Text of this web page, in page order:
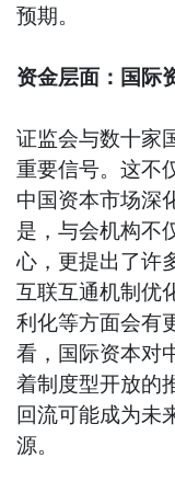
预期。
资金层面：国际
证监会与数十家
重要信号。这不
中国资本市场深
是，与会机构不
心，更提出了许
互联互通机制优
利化等方面会有
看，国际资本对
着制度型开放的
回流可能成为未
源。